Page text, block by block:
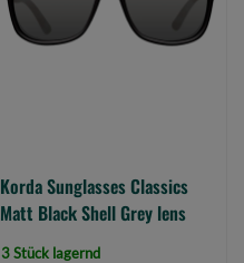
Black
Shell
Korda Sunglasses Classics
Matt Black Shell Grey lens
3 Stück lagernd